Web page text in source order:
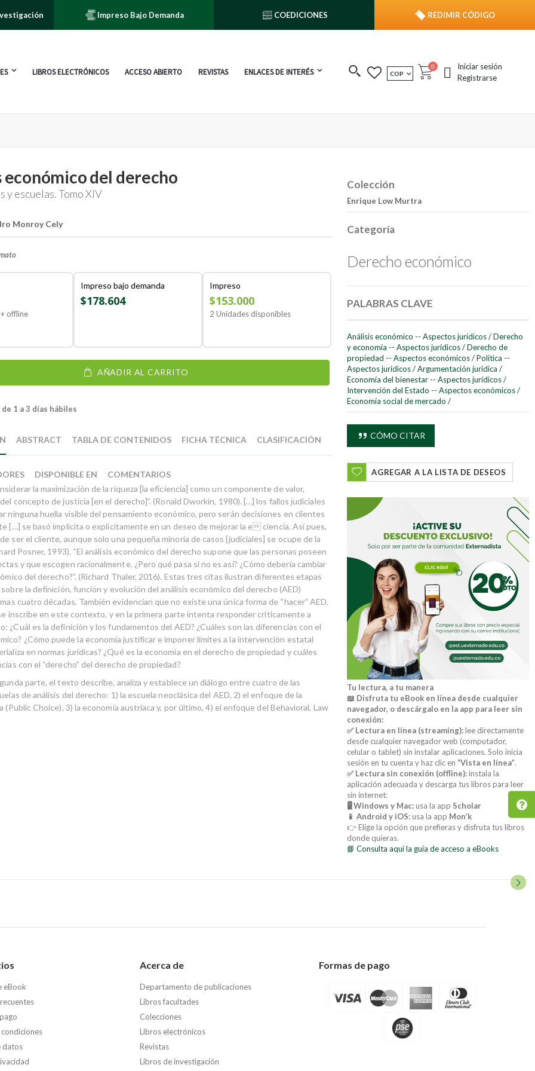
Impreso Bajo Demanda COEDICIONES REDIMIR CÓDIGO
LIBROS ELECTRÓNICOS ACCESO ABIERTO REVISTAS ENLACES DE INTERÉS MONEDA
COP Cart
0 publicacionesIniciar sesión
Registrarse
económico del derecho
y escuelas. Tomo XIV
Monroy Cely
offline
Impreso bajo demanda
$178.604
Impreso
$153.000
2 Unidades disponibles
AÑADIR AL CARRITO
1 a 3 días hábiles
la maximización de la riqueza [la eficiencia] como un componente de valor,
concepto de justicia [en el derecho]”. (Ronald Dworkin, 1980). […] los fallos judiciales
ninguna huella visible del pensamiento económico, pero serán decisiones en clientes
[…] se basó implícita o explícitamente en un deseo de mejorar la e ciencia. Así pues,
ser el cliente, aunque solo una pequeña minoría de casos [judiciales] se ocupe de la
Posner, 1993). “El análisis económico del derecho supone que las personas poseen
y que escogen racionalmente. ¿Pero qué pasa si no es así? ¿Cómo debería cambiar
del derecho?”. (Richard Thaler, 2016). Estas tres citas ilustran diferentes etapas
la definición, función y evolución del análisis económico del derecho (AED)
cuatro décadas. También evidencian que no existe una única forma de “hacer” AED.
inscribe en este contexto, y en la primera parte intenta responder críticamente a
¿Cuál es la definición y los fundamentos del AED? ¿Cuáles son las diferencias con el
¿Cómo puede la economía justificar e imponer límites a la intervención estatal
en normas jurídicas? ¿Qué es la economía en el derecho de propiedad y cuáles
con el “derecho” del derecho de propiedad?
parte, el texto describe, analiza y establece un diálogo entre cuatro de las
de análisis del derecho: 1) la escuela neoclásica del AED, 2) el enfoque de la
(Public Choice), 3) la economía austriaca y, por último, 4) el enfoque del Behavioral, Law
ABSTRACT TABLA DE CONTENIDOS FICHA TÉCNICA CLASIFICACIÓN
DISPONIBLE EN COMENTARIOS
Colección
Enrique Low Murtra
Categoría
Derecho económico
PALABRAS CLAVE
Análisis económico -- Aspectos jurídicos / Derecho
y economía -- Aspectos jurídicos / Derecho de
propiedad -- Aspectos económicos / Política --
Aspectos jurídicos / Argumentación jurídica /
Economía del bienestar -- Aspectos jurídicos /
Intervención del Estado -- Aspectos económicos /
Economía social de mercado /
CÓMO CITAR
AGREGAR A LA LISTA DE DESEOS
Tu lectura, a tu manera
📖 Disfruta tu eBook en línea desde cualquier
navegador, o descárgalo en la app para leer sin
conexión:
✅ Lectura en línea (streaming):lee directamente
desde cualquier navegador web (computador,
celular o tablet) sin instalar aplicaciones. Solo inicia
sesión en tu cuenta y haz clic en “Vista en línea”.
✅ Lectura sin conexión (offline):instala la
aplicación adecuada y descarga tus libros para leer
sin internet:
🖥️ Windows y Mac:usa la app Scholar
📱 Android y iOS:usa la app Mon’k
👉 Elige la opción que prefieras y disfruta tus libros
donde quieras.
📘 Consulta aquí la guía de acceso a eBooks
eBook
datos
Acerca de
Departamento de publicaciones
Libros facultades
Colecciones
Libros electrónicos
Revistas
Libros de investigación
Formas de pago